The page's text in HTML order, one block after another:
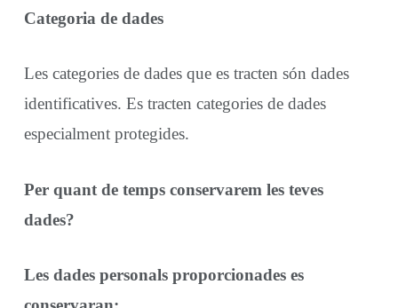
Categoria de dades
Les categories de dades que es tracten són dades
identificatives. Es tracten categories de dades
especialment protegides.
Per quant de temps conservarem les teves
dades?
Les dades personals proporcionades es